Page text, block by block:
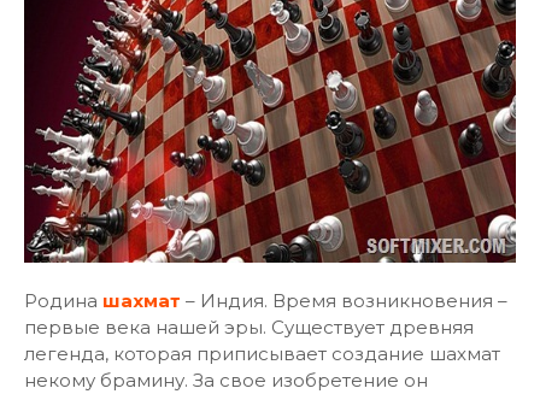
Родина шахмат – Индия. Время возникновения –
первые века нашей эры. Существует древняя
легенда, которая приписывает создание шахмат
некому брамину. За свое изобретение он